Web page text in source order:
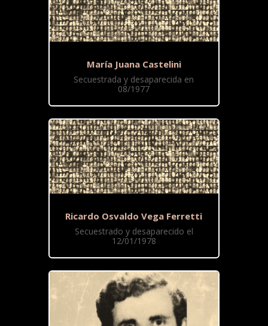
María Juana Castelini
Secuestrada y desaparecida en
08/1977
Ricardo Osvaldo Vega Ferretti
Secuestrado y desaparecido el
12/01/1978